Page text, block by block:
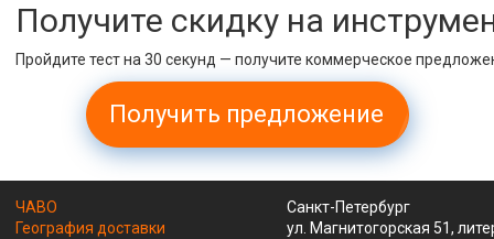
Получите скидку на
Пройдите тест на 30 секунд — получите коммерческое
Получить предложение
ЧАВО
География доставки
Санкт-Петербург
ул. Магнитогорская 51,